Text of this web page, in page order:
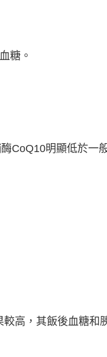
糖。
CoQ10明顯低於一
高，其飯後血糖和